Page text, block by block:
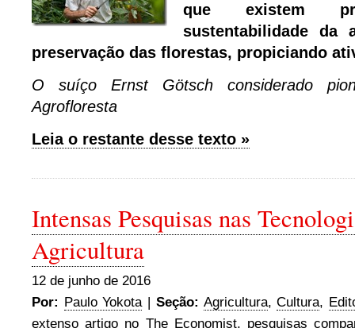
que existem
sustentabilidade da
preservação das florestas, propiciando
O suíço Ernst Götsch considerado
Agrofloresta
Leia o restante desse texto »
Intensas Pesquisas nas
Agricultura
12 de junho de 2016
Por: Paulo Yokota| Seção: Agricultura,Cultura,
extenso artigo no The Economist, pesquisas